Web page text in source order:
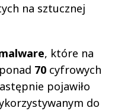
na sztucznej
, które na
70 cyfrowych
pojawiło
do